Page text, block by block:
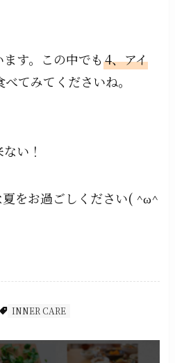
す。この中でも4、アイ
てみてくださいね。
い！
をお過ごしください( ^ω^
INNER CARE